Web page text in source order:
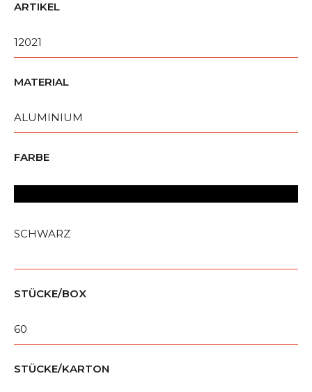
ARTIKEL
12021
MATERIAL
ALUMINIUM
FARBE
SCHWARZ
STÜCKE/BOX
60
STÜCKE/KARTON